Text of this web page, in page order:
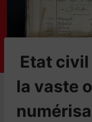
​Etat civil
la vaste